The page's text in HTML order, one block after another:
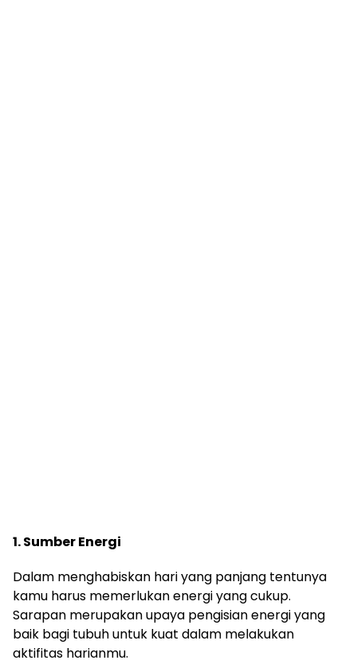
1. Sumber Energi
Dalam menghabiskan hari yang panjang tentunya
kamu harus memerlukan energi yang cukup.
Sarapan merupakan upaya pengisian energi yang
baik bagi tubuh untuk kuat dalam melakukan
aktifitas harianmu.